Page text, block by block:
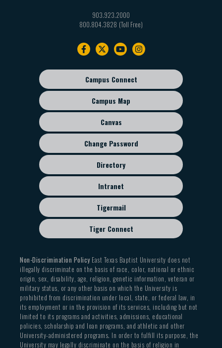
903.923.2000
800.804.3828
Footer
sub
menu
Campus Connect
Campus Map
Canvas
Change Password
Directory
Intranet
Tigermail
Tiger Connect
Non-Discrimination PolicyEast Texas Baptist University does not
illegally discriminate on the basis of race, color, national or ethnic
origin, sex, disability, age, religion, genetic information, veteran or
military status, or any other basis on which the University is
prohibited from discrimination under local, state, or federal law, in
its employment or in the provision of its services, including but not
limited to its programs and activities, admissions, educational
policies, scholarship and loan programs, and athletic and other
University-administered programs. In order to fulfill its purpose, the
University may legally discriminate on the basis of religion in